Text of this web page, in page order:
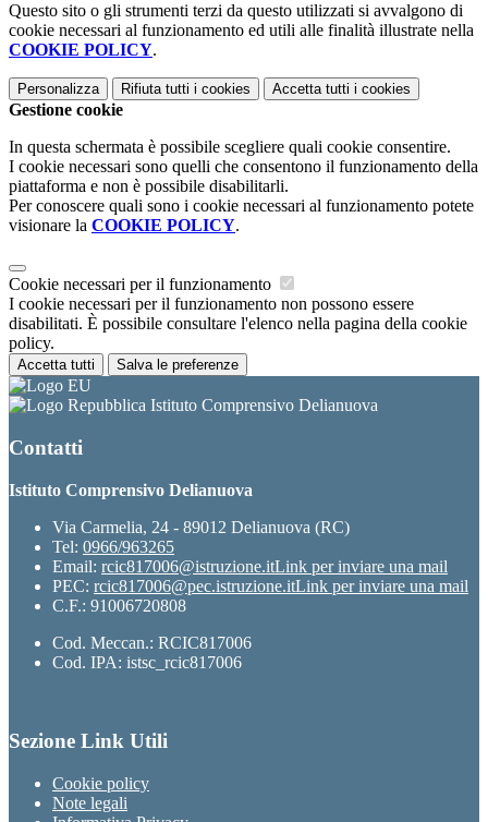
Questo sito o gli strumenti terzi da questo utilizzati si avvalgono di
cookie necessari al funzionamento ed utili alle finalità illustrate nella
COOKIE POLICY.
Personalizza Rifiuta tutti i cookies Accetta tutti i cookies
Gestione cookie
In questa schermata è possibile scegliere quali cookie consentire.
I cookie necessari sono quelli che consentono il funzionamento della
piattaforma e non è possibile disabilitarli.
Per conoscere quali sono i cookie necessari al funzionamento potete
visionare la COOKIE POLICY.
Cookie necessari per il funzionamento
I cookie necessari per il funzionamento non possono essere
disabilitati. È possibile consultare l'elenco nella pagina della cookie
policy.
Accetta tutti Salva le preferenze
Istituto Comprensivo Delianuova
Contatti
Istituto Comprensivo Delianuova
Via Carmelia, 24 - 89012 Delianuova (RC)
Tel: 0966/963265
Email: rcic817006@istruzione.itLink per inviare una mail
PEC: rcic817006@pec.istruzione.itLink per inviare una mail
C.F.: 91006720808
Cod. Meccan.: RCIC817006
Cod. IPA: istsc_rcic817006
Sezione Link Utili
Cookie policy
Note legali